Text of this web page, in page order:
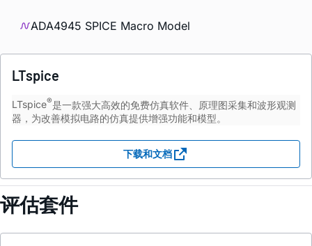
ADA4945 SPICE Macro Model
LTspice
LTspice®是一款强大高效的免费仿真软件、原理图采集和波形观测
器，为改善模拟电路的仿真提供增强功能和模型。
下载和文档
评估套件